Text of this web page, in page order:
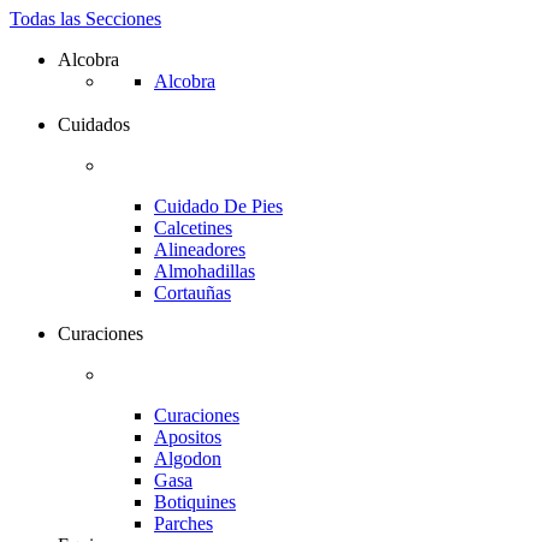
Todas las Secciones
Alcobra
Alcobra
Cuidados
Cuidado De Pies
Calcetines
Alineadores
Almohadillas
Cortauñas
Curaciones
Curaciones
Apositos
Algodon
Gasa
Botiquines
Parches